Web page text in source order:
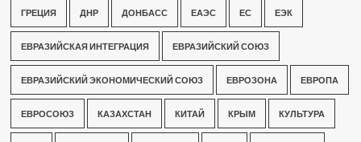
ГРЕЦИЯ ДНР ДОНБАСС ЕАЭС ЕС ЕЭК
ЕВРАЗИЙСКАЯ ИНТЕГРАЦИЯ ЕВРАЗИЙСКИЙ СОЮЗ
ЕВРАЗИЙСКИЙ ЭКОНОМИЧЕСКИЙ СОЮЗ ЕВРОЗОНА ЕВРОПА
ЕВРОСОЮЗ КАЗАХСТАН КИТАЙ КРЫМ КУЛЬТУРА